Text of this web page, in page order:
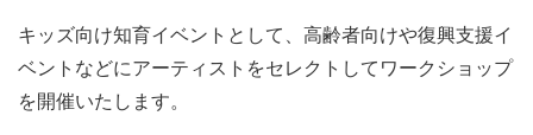
キッズ向け知育イベントとして、高齢者向けや復興支援イ
ベントなどにアーティストをセレクトしてワークショップ
を開催いたします。